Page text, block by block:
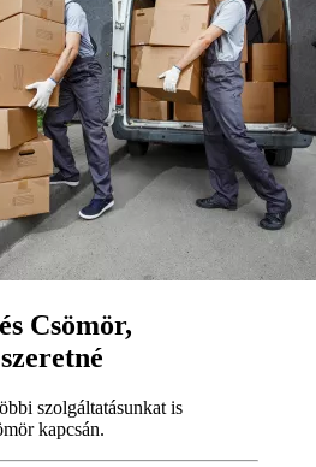
Csömör,
szolgáltatásunkat is
kapcsán.